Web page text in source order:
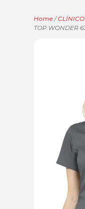
Home /CLÍNICO
TOP WONDER